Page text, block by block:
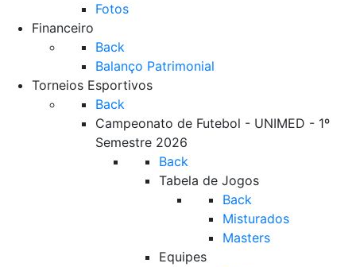
Fotos
Financeiro
Back
Balanço Patrimonial
Torneios Esportivos
Back
Campeonato de Futebol - UNIMED - 1º
Semestre 2026
Back
Tabela de Jogos
Back
Misturados
Masters
Equipes